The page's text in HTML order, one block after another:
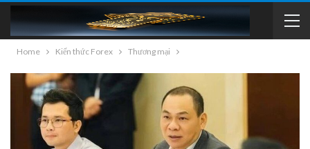
Home Kiến thức Forex Thương mại